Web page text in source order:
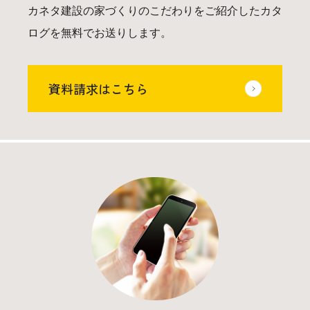
カネタ建設の家づくりのこだわりをご紹介したカタ
ログを無料でお送りします。
資料請求はこちら